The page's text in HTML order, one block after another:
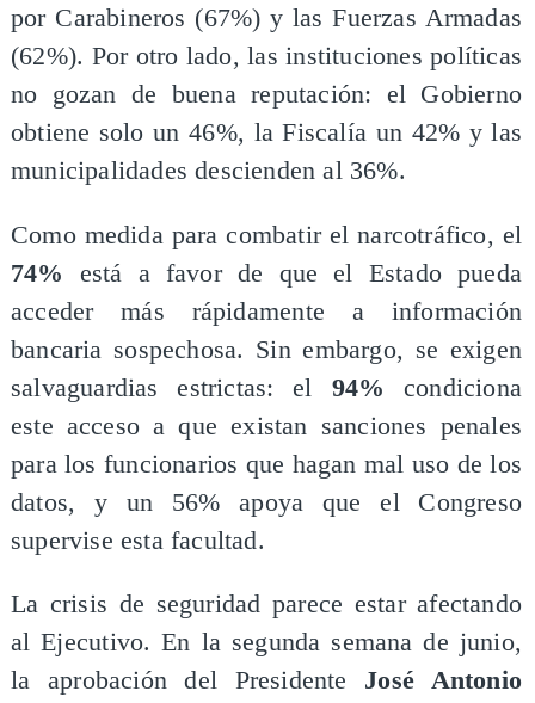
por Carabineros (67%) y las Fuerzas Armadas
(62%). Por otro lado, las instituciones políticas
no gozan de buena reputación: el Gobierno
obtiene solo un 46%, la Fiscalía un 42% y las
municipalidades descienden al 36%.
Como medida para combatir el narcotráfico, el
74%
está a favor de que el Estado pueda
acceder más rápidamente a información
bancaria sospechosa. Sin embargo, se exigen
salvaguardias estrictas: el 94% condiciona
este acceso a que existan sanciones penales
para los funcionarios que hagan mal uso de los
datos, y un 56% apoya que el Congreso
supervise esta facultad.
La crisis de seguridad parece estar afectando
al Ejecutivo. En la segunda semana de junio,
la aprobación del Presidente José Antonio